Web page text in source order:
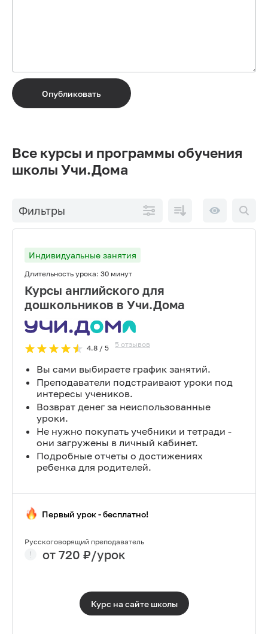
Опубликовать
Все курсы и программы обучения
школы Учи.Дома
Фильтры
возрастанию
10 на
странице
Индивидуальные занятия
Длительность урока: 30 минут
Курсы английского для
дошкольников в Учи.Дома
4.8/ 5 5 отзывов
Вы сами выбираете график занятий.
Преподаватели подстраивают уроки под
интересы учеников.
Возврат денег за неиспользованные
уроки.
Не нужно покупать учебники и тетради -
они загружены в личный кабинет.
Подробные отчеты о достижениях
ребенка для родителей.
Первый урок - бесплатно!
Русскоговорящий преподаватель
от 720 ₽/урок
Курс на сайте школы